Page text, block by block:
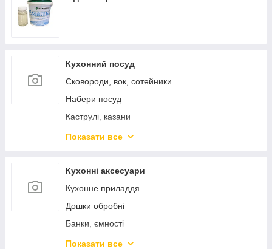
Кухонний посуд
Сковороди, вок, сотейники
Набери посуд
Каструлі, казани
Каструлі з нержавіючої сталі
Ковші
Чайники
Турки
Миски
Марміти
Показати все
Кухонні аксесуари
Кухонне приладдя
Дошки обробні
Банки, ємності
Контейнери для продуктів
Показати все